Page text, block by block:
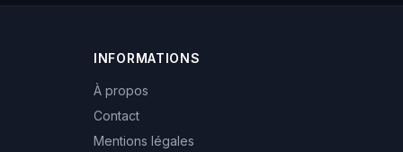
INFORMATIONS
À propos
Contact
Mentions légales